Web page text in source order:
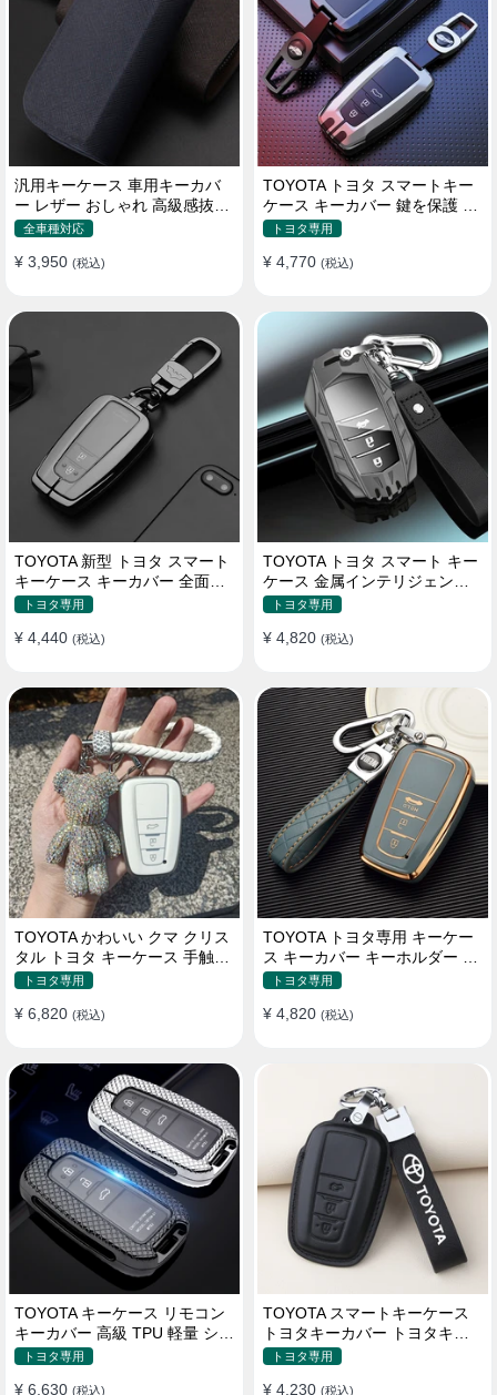
汎用キーケース 車用キーカバ
ー レザー おしゃれ 高級感抜群
ロゴオーダーメイド
全車種対応
¥ 3,950 (税込)
TOYOTA トヨタ スマートキー
ケース キーカバー 鍵を保護 汚
れ防止 滑り止め
トヨタ専用
¥ 4,770 (税込)
TOYOTA 新型 トヨタ スマート
キーケース キーカバー 全面保
護 汚れ防止 滑り止め 傷防止
トヨタ専用
¥ 4,440 (税込)
TOYOTA トヨタ スマート キー
ケース 金属インテリジェント
キーケース 高質な亜鉛合金材
トヨタ専用
¥ 4,820 (税込)
TOYOTA かわいい クマ クリス
タル トヨタ キーケース 手触り
いい 高級 傷防止
トヨタ専用
¥ 6,820 (税込)
TOYOTA トヨタ専用 キーケー
ス キーカバー キーホルダー ス
タイリッシュ オシャレ 汚れ防
トヨタ専用
¥ 4,820 (税込)
TOYOTA キーケース リモコン
キーカバー 高級 TPU 軽量 シリ
コン トヨタ キーホルダー
トヨタ専用
¥ 6,630 (税込)
TOYOTA スマートキーケース
トヨタキーカバー トヨタキー
ケース 本革レザー
トヨタ専用
¥ 4,230 (税込)